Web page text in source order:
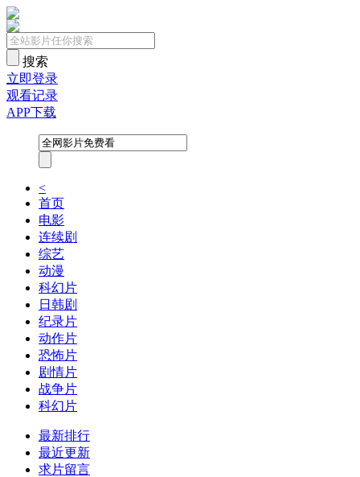
搜索
立即登录
观看记录
APP下载
<
首页
电影
连续剧
综艺
动漫
科幻片
日韩剧
纪录片
动作片
恐怖片
剧情片
战争片
科幻片
最新排行
最近更新
求片留言